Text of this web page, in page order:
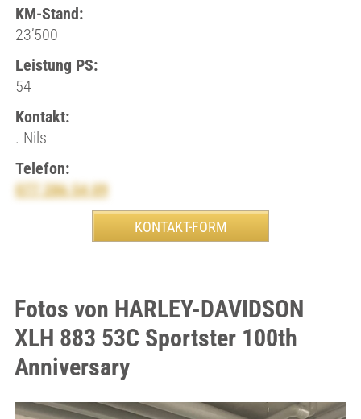
KM-Stand:
23’500
Leistung PS:
54
Kontakt:
. Nils
Telefon:
077 286 54 09
Fotos von HARLEY-DAVIDSON
XLH 883 53C Sportster 100th
Anniversary